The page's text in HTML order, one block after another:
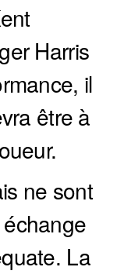
Harris
il
être à
ne sont
La